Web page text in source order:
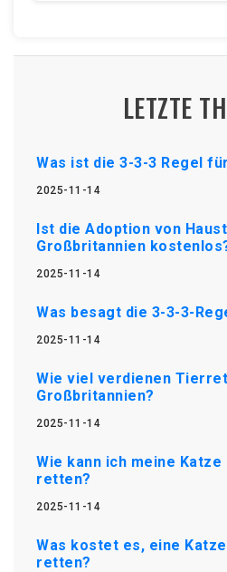
LETZTE
Was ist die 3-3-3 Regel
2025-11-14
Ist die Adoption von
Großbritannien
2025-11-14
Was besagt die 3-3-3-
2025-11-14
Wie viel verdienen
Großbritannien?
2025-11-14
Wie kann ich meine Katze
retten?
2025-11-14
Was kostet es, eine
retten?